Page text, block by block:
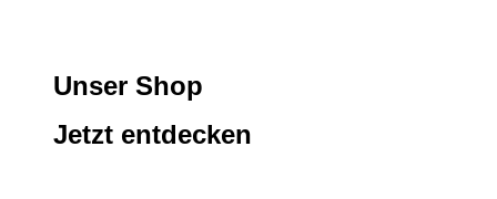
Unser Shop
Jetzt entdecken